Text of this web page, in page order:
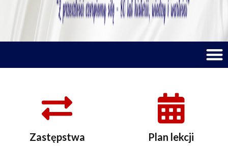
Zastępstwa Plan lekcji